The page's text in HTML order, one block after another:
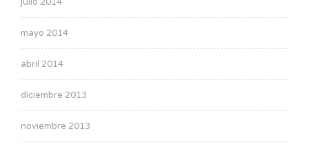
mayo 2014
abril 2014
diciembre 2013
noviembre 2013